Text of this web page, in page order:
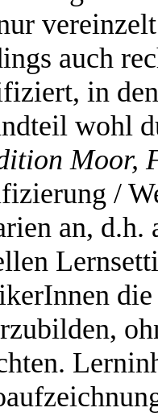
auch
in
wohl
Moor,
/
an,